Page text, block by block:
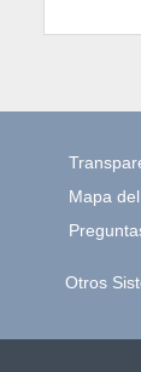
Mapa
Otros